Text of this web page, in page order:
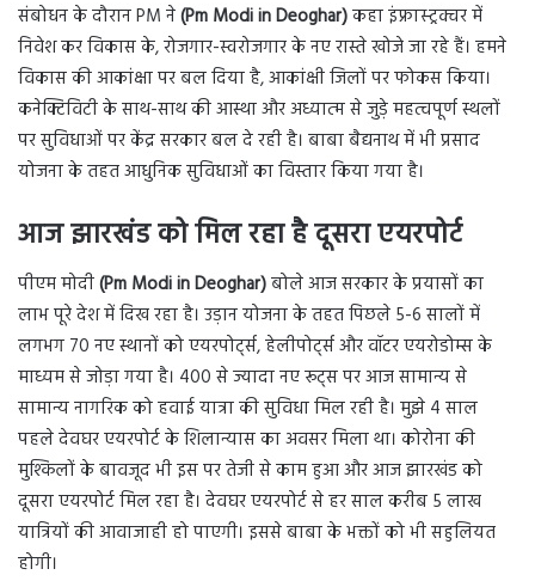
संबोधन के दौरान PM ने(Pm Modi in Deoghar)कहा इंफ्रास्ट्रक्चर में
निवेश कर विकास के, रोजगार-स्वरोजगार के नए रास्ते खोजे जा रहे हैं। हमने
विकास की आकांक्षा पर बल दिया है, आकांक्षी जिलों पर फोकस किया।
कनेक्टिविटी के साथ-साथ की आस्था और अध्यात्म से जुड़े महत्वपूर्ण स्थलों
पर सुविधाओं पर केंद्र सरकार बल दे रही है। बाबा बैद्यनाथ में भी प्रसाद
योजना के तहत आधुनिक सुविधाओं का विस्तार किया गया है।
आज झारखंड को मिल रहा है दूसरा एयरपोर्ट
पीएम मोदी(Pm Modi in Deoghar)बोले आज सरकार के प्रयासों का
लाभ पूरे देश में दिख रहा है। उड़ान योजना के तहत पिछले 5-6 सालों में
लगभग 70 नए स्थानों को एयरपोर्ट्स, हेलीपोर्ट्स और वॉटर एयरोडोम्स के
माध्यम से जोड़ा गया है। 400 से ज्यादा नए रूट्स पर आज सामान्य से
सामान्य नागरिक को हवाई यात्रा की सुविधा मिल रही है। मुझे 4 साल
पहले देवघर एयरपोर्ट के शिलान्यास का अवसर मिला था। कोरोना की
मुश्किलों के बावजूद भी इस पर तेजी से काम हुआ और आज झारखंड को
दूसरा एयरपोर्ट मिल रहा है। देवघर एयरपोर्ट से हर साल करीब 5 लाख
यात्रियों की आवाजाही हो पाएगी। इससे बाबा के भक्तों को भी सहुलियत
होगी।